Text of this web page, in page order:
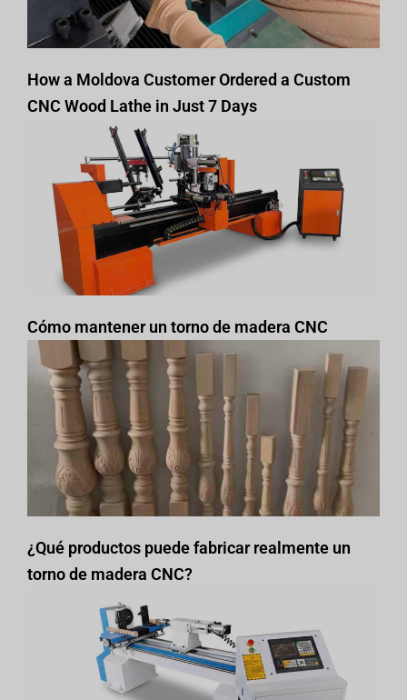
How a Moldova Customer Ordered a Custom
CNC Wood Lathe in Just 7 Days
Cómo mantener un torno de madera CNC
¿Qué productos puede fabricar realmente un
torno de madera CNC?